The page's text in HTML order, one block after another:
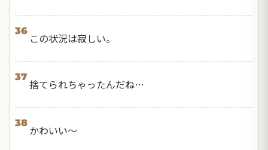
36
この状況は寂しい。
37
捨てられちゃったんだね…
38
かわいい〜